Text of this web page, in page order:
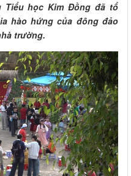
Tiểu học Kim Đồng đã tổ
hào hứng của đông đảo
trường.